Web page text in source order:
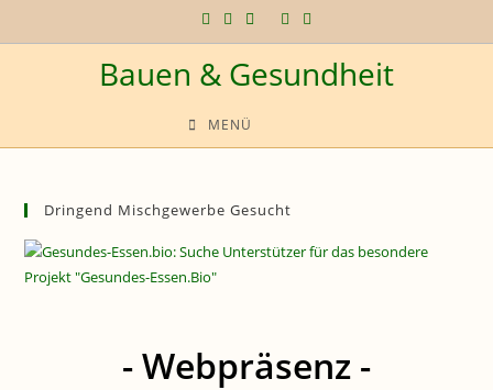
Inhalt
Bauen & Gesundheit
MENÜ
Dringend Mischgewerbe Gesucht
- Webpräsenz -